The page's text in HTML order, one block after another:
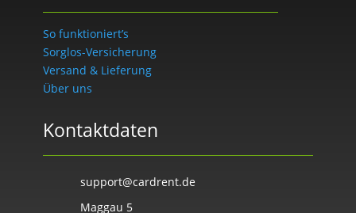
So funktioniert’s
Sorglos-Versicherung
Versand & Lieferung
Über uns
Kontaktdaten
support@cardrent.de
Maggau 5